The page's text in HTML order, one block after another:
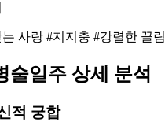
사랑 #지지충 #강렬한 끌림
술일주 상세 분석
적 궁합